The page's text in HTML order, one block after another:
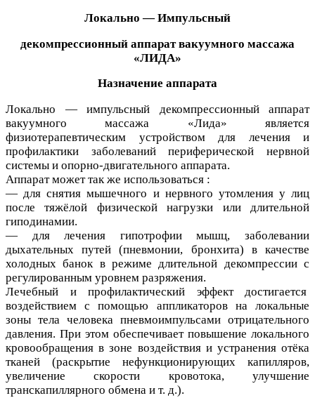
Локально — Импульсный
декомпрессионный аппарат вакуумного массажа
«ЛИДА»
Назначение аппарата
Локально — импульсный декомпрессионный аппарат
вакуумного массажа «Лида» является
физиотерапевтическим устройством для лечения и
профилактики заболеваний периферической нервной
системы и опорно-двигательного аппарата.
Аппарат может так же использоваться :
— для снятия мышечного и нервного утомления у лиц
после тяжёлой физической нагрузки или длительной
гиподинамии.
— для лечения гипотрофии мышц, заболевании
дыхательных путей (пневмонии, бронхита) в качестве
холодных банок в режиме длительной декомпрессии с
регулированным уровнем разряжения.
Лечебный и профилактический эффект достигается
воздействием с помощью аппликаторов на локальные
зоны тела человека пневмоимпульсами отрицательного
давления. При этом обеспечивает повышение локального
кровообращения в зоне воздействия и устранения отёка
тканей (раскрытие нефункционирующих капилляров,
увеличение скорости кровотока, улучшение
транскапиллярного обмена и т. д.).